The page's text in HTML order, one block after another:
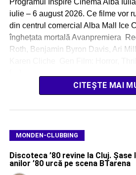
iulie – 6 august 2026. Ce filme vor
din centrul comercial Alba Mall Ice
înghețata mortală Avanpremiera
Roth, Benjamin Byron Davis, Ari
CITEȘTE MAI
MONDEN-CLUBBING
Discoteca ’80 revine la Cluj.
anilor ’80 urcă pe scena BTarena